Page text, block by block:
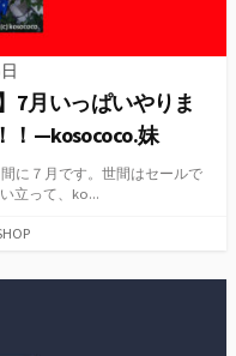
7月いっぱいやりま
！—kosococo.妹
に７月です。世間はセールで
立って、ko...